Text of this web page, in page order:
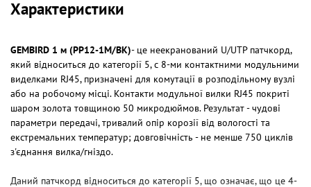
Характеристики
GEMBIRD 1 м (PP12-1M/BK)- це неекранований U/UTP патчкорд,
який відноситься до категорії 5, c 8-ми контактними модульними
виделками RJ45, призначені для комутації в розподільному вузлі
або на робочому місці. Контакти модульної вилки RJ45 покриті
шаром золота товщиною 50 микродюймов. Результат - чудові
параметри передачі, тривалий опір корозії від вологості та
екстремальних температур; довговічність - не менше 750 циклів
з'єднання вилка/гніздо.
Даний патчкорд відноситься до категорії 5, що означає, що це 4-